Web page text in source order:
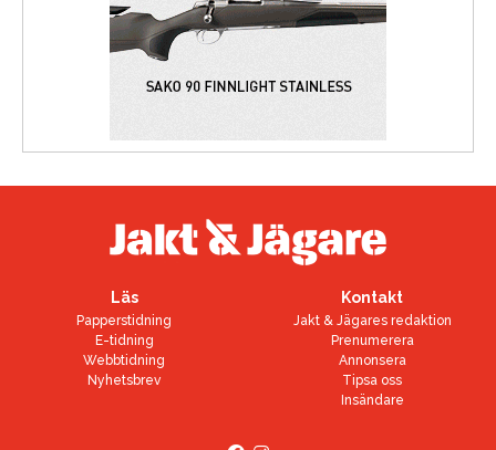
Läs
Papperstidning
E-tidning
Webbtidning
Nyhetsbrev
Kontakt
Jakt & Jägares redaktion
Prenumerera
Annonsera
Tipsa oss
Insändare